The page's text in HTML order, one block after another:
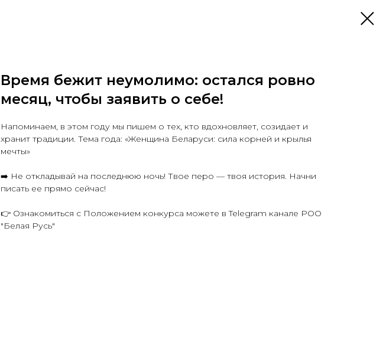
Время бежит неумолимо: остался ровно
месяц, чтобы заявить о себе!
Напоминаем, в этом году мы пишем о тех, кто вдохновляет, созидает и
хранит традиции. Тема года: «Женщина Беларуси: сила корней и крылья
мечты»
➡️ Не откладывай на последнюю ночь! Твое перо — твоя история. Начни
писать ее прямо сейчас!
👉 Ознакомиться с Положением конкурса можете в Telegram канале РОО
"Белая Русь"